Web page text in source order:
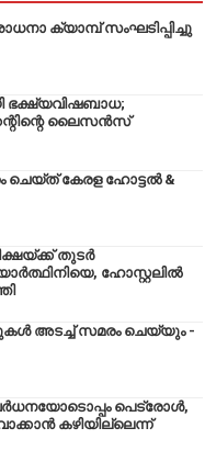
ക്യാമ്പ് സംഘടിപ്പിച്ചു
ഭക്ഷ്യവിഷബാധ;
ലൈസൻസ്
കേരള ഹോട്ടൽ &
തുടർ
ഹോസ്റ്റലിൽ
അടച്ച് സമരം ചെയ്യും -
പെട്രോൾ,
കഴിയില്ലെന്ന്